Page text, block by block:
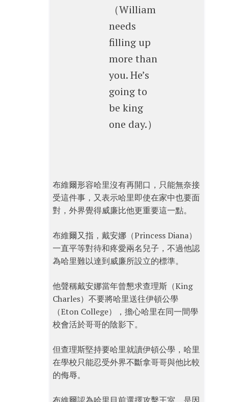
（William
needs
filling up
more than
you. He’s
going to
be king
one day.）
布維爾形容哈里沒有再開口，只能無奈接
受這件事，又表示哈里即使在家中也要面
對，外界覺得威廉比他更重要這一點。
布維爾又指，戴安娜（Princess Diana）
一直平等對待和疼愛兩名兒子，不過他認
為哈里難以達到威廉所設立的標準。
他聲稱戴安娜當年曾懇求查理斯（King
Charles）不要將哈里送往伊頓公學
（Eton College），擔心哈里在同一間學
校會活於哥哥的陰影下。
但查理斯堅持要哈里就讀伊頓公學，哈里
在學校只能忍受外界不斷拿哥哥與他比較
的侮辱。